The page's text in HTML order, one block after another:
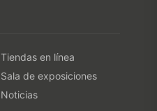
Tiendas en línea
Sala de exposiciones
Noticias